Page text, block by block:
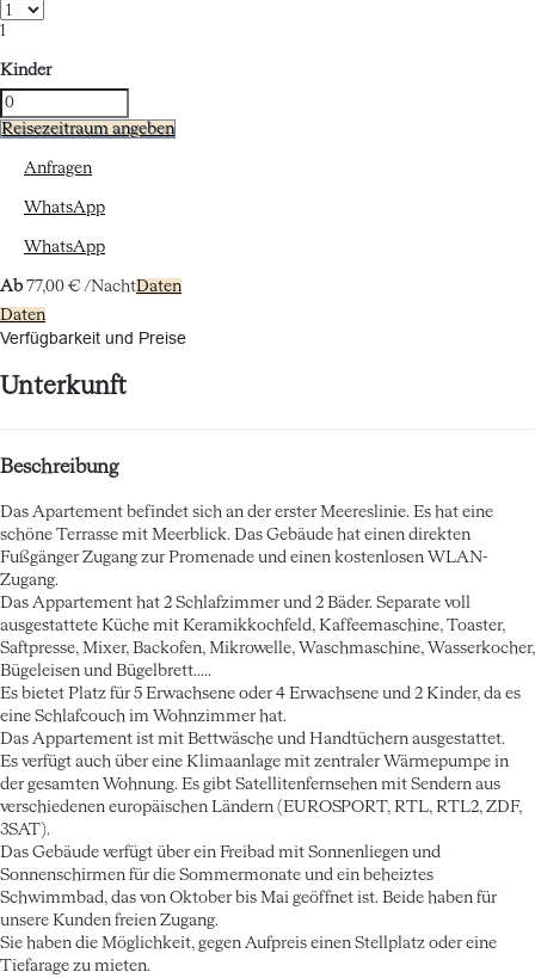
1
Kinder
Reisezeitraum angeben
Anfragen
WhatsApp
WhatsApp
Ab 77,00 € /NachtDaten
Daten
Verfügbarkeit und Preise
Unterkunft
Beschreibung
Das Apartement befindet sich an der erster Meereslinie. Es hat eine
schöne Terrasse mit Meerblick. Das Gebäude hat einen direkten
Fußgänger Zugang zur Promenade und einen kostenlosen WLAN-
Zugang.
Das Appartement hat 2 Schlafzimmer und 2 Bäder. Separate voll
ausgestattete Küche mit Keramikkochfeld, Kaffeemaschine, Toaster,
Saftpresse, Mixer, Backofen, Mikrowelle, Waschmaschine, Wasserkocher,
Bügeleisen und Bügelbrett.....
Es bietet Platz für 5 Erwachsene oder 4 Erwachsene und 2 Kinder, da es
eine Schlafcouch im Wohnzimmer hat.
Das Appartement ist mit Bettwäsche und Handtüchern ausgestattet.
Es verfügt auch über eine Klimaanlage mit zentraler Wärmepumpe in
der gesamten Wohnung. Es gibt Satellitenfernsehen mit Sendern aus
verschiedenen europäischen Ländern (EUROSPORT, RTL, RTL2, ZDF,
3SAT).
Das Gebäude verfügt über ein Freibad mit Sonnenliegen und
Sonnenschirmen für die Sommermonate und ein beheiztes
Schwimmbad, das von Oktober bis Mai geöffnet ist. Beide haben für
unsere Kunden freien Zugang.
Sie haben die Möglichkeit, gegen Aufpreis einen Stellplatz oder eine
Tiefarage zu mieten.